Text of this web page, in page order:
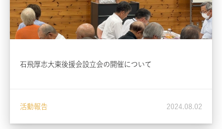
石飛厚志大東後援会設立会の開催について
活動報告 2024.08.02